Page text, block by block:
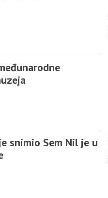
snimio Sem Nil je u